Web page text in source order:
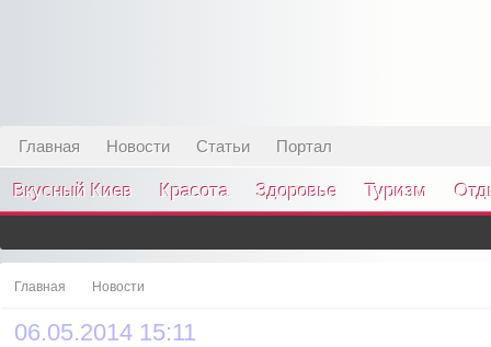
Главная Новости Статьи Портал
Вкусный Киев Красота Здоровье Туризм
Главная Новости
06.05.2014 15:11